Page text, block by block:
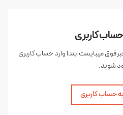
کاربری
فوق میبایست ابتدا وارد حساب کاربری
شوید.
حساب کاربری